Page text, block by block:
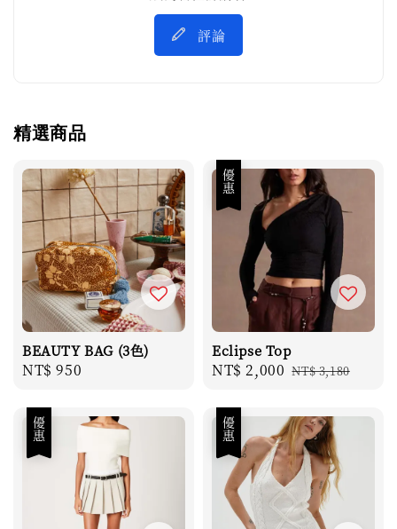
評論
精選商品
BEAUTY BAG (3色)
Regular
NT$ 950
優惠
Eclipse Top
Sale
NT$ 2,000 Regular
NT$ 3,180
優惠 優惠